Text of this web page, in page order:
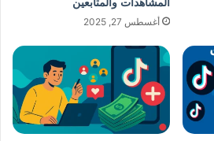
أغسطس 27, 2025